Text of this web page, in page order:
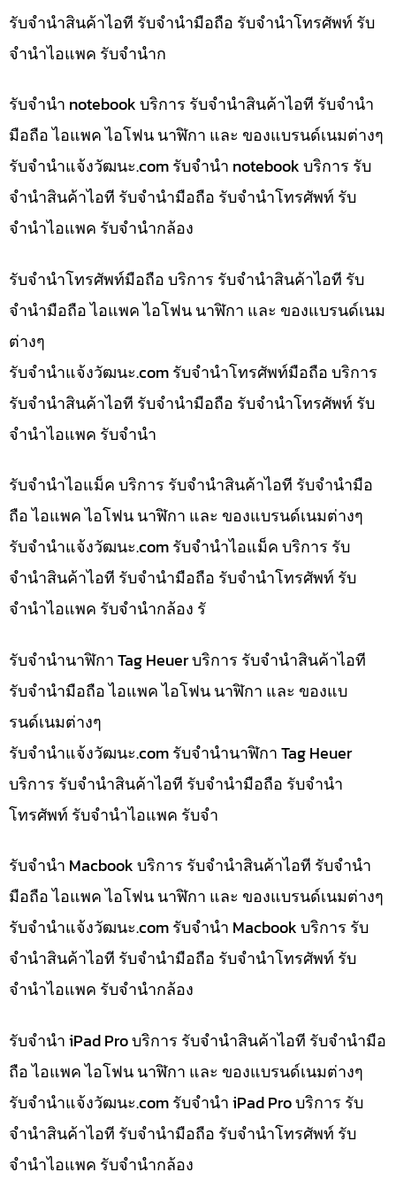
รับจำนำสินค้าไอที รับจำนำมือถือ รับจำนำโทรศัพท์ รับ
จำนำไอแพค รับจำนำก
รับจำนำ notebook บริการ รับจำนำสินค้าไอที รับจำนำ
มือถือ ไอแพค ไอโฟน นาฬิกา และ ของแบรนด์เนมต่างๆ
รับจํานําแจ้งวัฒนะ.com รับจำนำ notebook บริการ รับ
จำนำสินค้าไอที รับจำนำมือถือ รับจำนำโทรศัพท์ รับ
จำนำไอแพค รับจำนำกล้อง
รับจำนำโทรศัพท์มือถือ บริการ รับจำนำสินค้าไอที รับ
จำนำมือถือ ไอแพค ไอโฟน นาฬิกา และ ของแบรนด์เนม
ต่างๆ
รับจํานําแจ้งวัฒนะ.com รับจำนำโทรศัพท์มือถือ บริการ
รับจำนำสินค้าไอที รับจำนำมือถือ รับจำนำโทรศัพท์ รับ
จำนำไอแพค รับจำนำ
รับจำนำไอแม็ค บริการ รับจำนำสินค้าไอที รับจำนำมือ
ถือ ไอแพค ไอโฟน นาฬิกา และ ของแบรนด์เนมต่างๆ
รับจํานําแจ้งวัฒนะ.com รับจำนำไอแม็ค บริการ รับ
จำนำสินค้าไอที รับจำนำมือถือ รับจำนำโทรศัพท์ รับ
จำนำไอแพค รับจำนำกล้อง รั
รับจำนำนาฬิกา Tag Heuer บริการ รับจำนำสินค้าไอที
รับจำนำมือถือ ไอแพค ไอโฟน นาฬิกา และ ของแบ
รนด์เนมต่างๆ
รับจํานําแจ้งวัฒนะ.com รับจำนำนาฬิกา Tag Heuer
บริการ รับจำนำสินค้าไอที รับจำนำมือถือ รับจำนำ
โทรศัพท์ รับจำนำไอแพค รับจำ
รับจำนำ Macbook บริการ รับจำนำสินค้าไอที รับจำนำ
มือถือ ไอแพค ไอโฟน นาฬิกา และ ของแบรนด์เนมต่างๆ
รับจํานําแจ้งวัฒนะ.com รับจำนำ Macbook บริการ รับ
จำนำสินค้าไอที รับจำนำมือถือ รับจำนำโทรศัพท์ รับ
จำนำไอแพค รับจำนำกล้อง
รับจำนำ iPad Pro บริการ รับจำนำสินค้าไอที รับจำนำมือ
ถือ ไอแพค ไอโฟน นาฬิกา และ ของแบรนด์เนมต่างๆ
รับจํานําแจ้งวัฒนะ.com รับจำนำ iPad Pro บริการ รับ
จำนำสินค้าไอที รับจำนำมือถือ รับจำนำโทรศัพท์ รับ
จำนำไอแพค รับจำนำกล้อง